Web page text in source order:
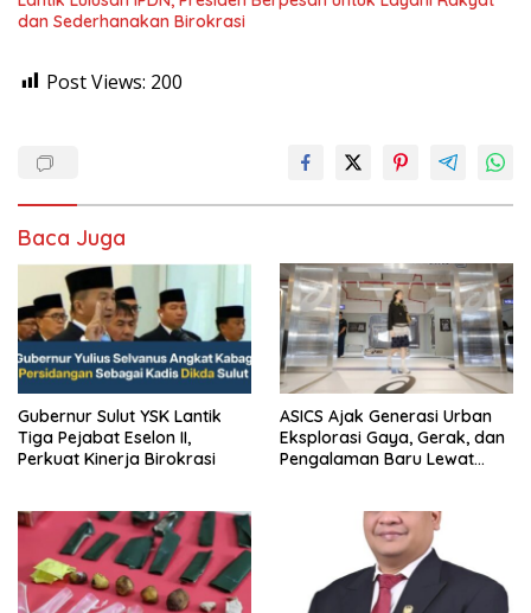
dan Sederhanakan Birokrasi
Post Views: 200
Baca Juga
Gubernur Sulut YSK Lantik
Tiga Pejabat Eselon II,
Perkuat Kinerja Birokrasi
ASICS Ajak Generasi Urban
Eksplorasi Gaya, Gerak, dan
Pengalaman Baru Lewat